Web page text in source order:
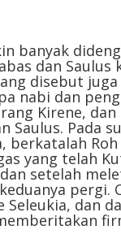
banyak
dan Saulus
disebut
nabi dan
Kirene, dan
Saulus. Pada
berkatalah Roh
yang telah
setelah
pergi.
Seleukia, dan